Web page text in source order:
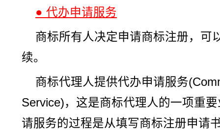
● 代办申请服务
商标所有人决定申请商标注册，可
续。
商标代理人提供代办申请服务
Service)，这是商标代理人的一项重
请服务的过程是从填写商标注册申请